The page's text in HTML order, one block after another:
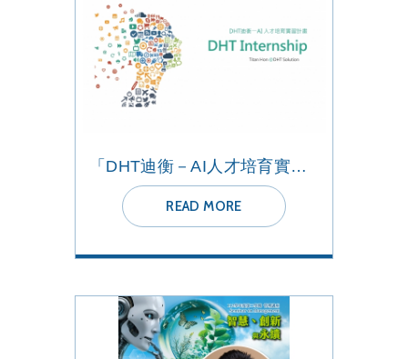
「DHT迪衡－AI人才培育實習計畫」
READ MORE